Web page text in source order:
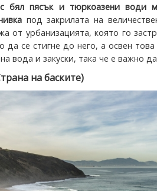
бял пясък и тюркоазени води
под закрилата на
от урбанизацията, която го
да се стигне до него, а освен
вода и закуски, така че е важно
на баските)